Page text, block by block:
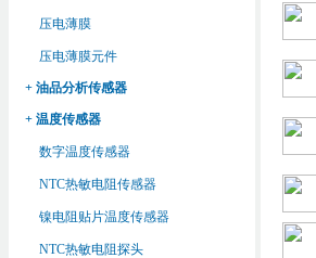
压电薄膜
压电薄膜元件
+ 油品分析传感器
+ 温度传感器
数字温度传感器
NTC热敏电阻传感器
镍电阻贴片温度传感器
NTC热敏电阻探头